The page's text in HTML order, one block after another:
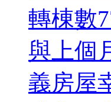
轉棟數
與上個
義房屋